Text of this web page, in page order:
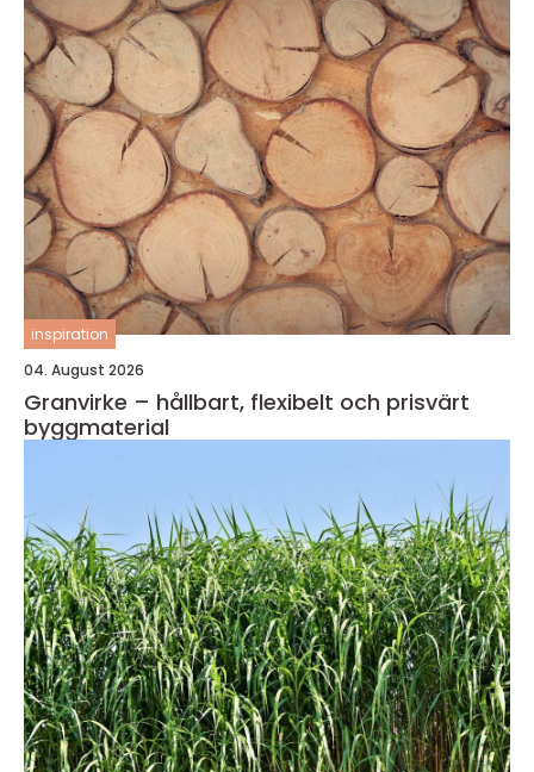
inspiration
04. August 2026
Granvirke – hållbart, flexibelt och prisvärt
byggmaterial